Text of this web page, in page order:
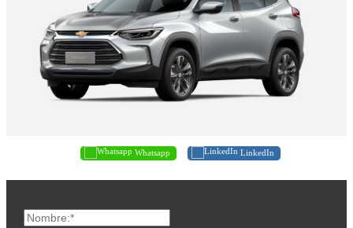
Whatsapp LinkedIn